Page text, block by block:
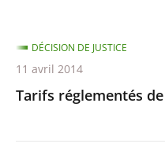
Tarifs réglementés
DÉCISION DE JUSTICE
11 avril 2014